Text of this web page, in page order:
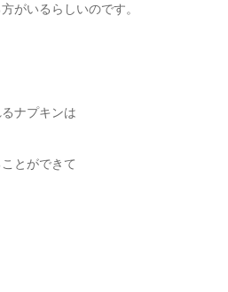
がいるらしいのです。
るナプキンは
とができて